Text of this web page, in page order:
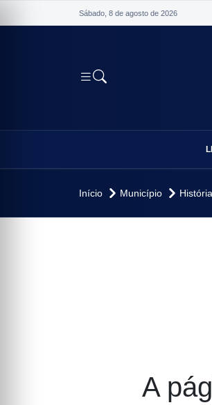
Sábado, 8 de agosto de 2026
Início Município História
A